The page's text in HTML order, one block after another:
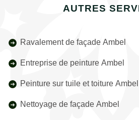
AUTRES
Ravalement de façade Ambel
Entreprise de peinture Ambel
Peinture sur tuile et toiture Ambel
Nettoyage de façade Ambel